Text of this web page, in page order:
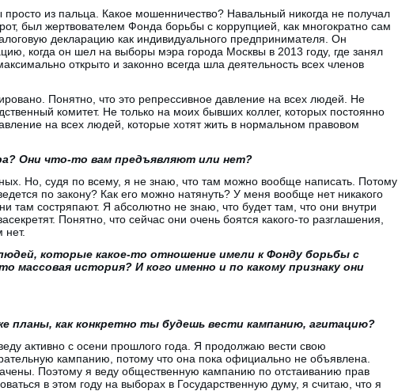
из пальца. Какое мошенничество? Навальный никогда не получал
был жертвователем Фонда борьбы с коррупцией, как многократно сам
декларацию как индивидуального предпринимателя. Он
когда он шел на выборы мэра города Москвы в 2013 году, где занял
открыто и законно всегда шла деятельность всех членов
Понятно, что это репрессивное давление на всех людей. Не
комитет. Не только на моих бывших коллег, которых постоянно
на всех людей, которые хотят жить в нормальном правовом
Они что-то вам предъявляют или нет?
Но, судя по всему, я не знаю, что там можно вообще написать. Потому
по закону? Как его можно натянуть? У меня вообще нет никакого
там состряпают. Я абсолютно не знаю, что будет там, что они внутри
Понятно, что сейчас они очень боятся какого-то разглашения,
нет.
которые какое-то отношение имели к Фонду борьбы с
массовая история? И кого именно и по какому признаку они
планы, как конкретно ты будешь вести кампанию, агитацию?
активно с осени прошлого года. Я продолжаю вести свою
кампанию, потому что она пока официально не объявлена.
Поэтому я веду общественную кампанию по отстаиванию прав
в этом году на выборах в Государственную думу, я считаю, что я